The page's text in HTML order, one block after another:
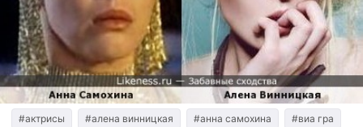
Случайное сходство 👍
Создать сходство
Для публикации необходима авторизация
Поиск
#актрисы #алена винницкая #анна самохина #виа гра